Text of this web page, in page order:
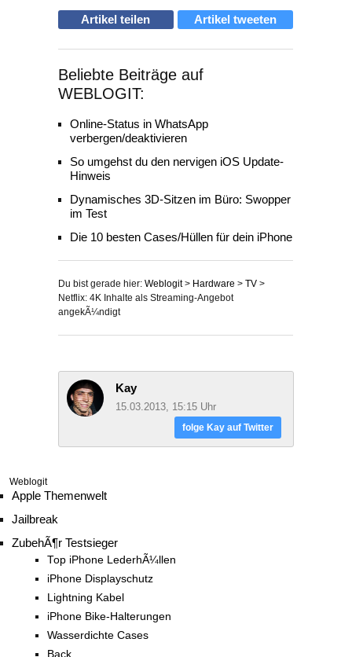
Artikel teilen Artikel tweeten
Beliebte Beiträge auf
WEBLOGIT:
Online-Status in WhatsApp
verbergen/deaktivieren
So umgehst du den nervigen iOS Update-
Hinweis
Dynamisches 3D-Sitzen im Büro: Swopper
im Test
Die 10 besten Cases/Hüllen für dein iPhone
Du bist gerade hier: Weblogit> Hardware > TV >
Netflix: 4K Inhalte als Streaming-Angebot
angekÃ¼ndigt
Kay
15.03.2013, 15:15 Uhr
folge Kay auf Twitter
Weblogit
Apple Themenwelt
Jailbreak
ZubehÃ¶r Testsieger
Top iPhone LederhÃ¼llen
iPhone Displayschutz
Lightning Kabel
iPhone Bike-Halterungen
Wasserdichte Cases
Back